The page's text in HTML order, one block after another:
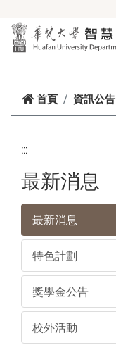
首頁 資訊公告
:::
最新消息
最新消息
特色計劃
獎學金公告
校外活動